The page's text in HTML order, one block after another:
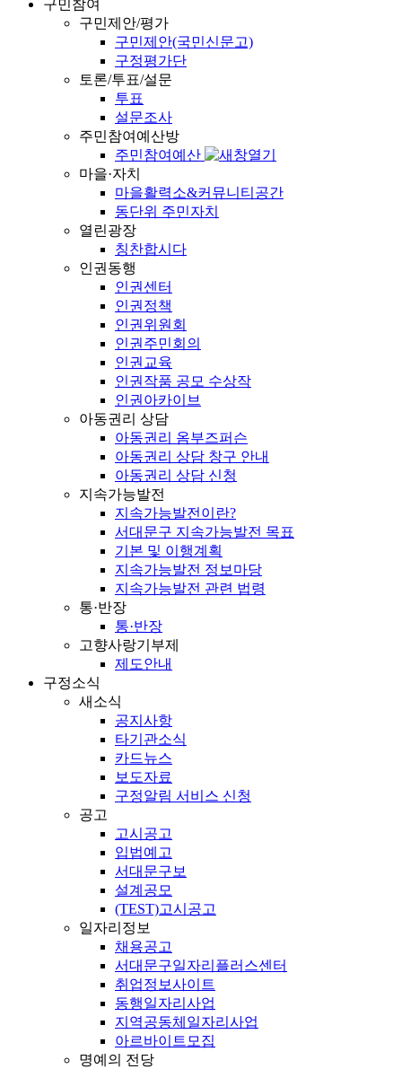
구민참여
구민제안/평가
구민제안(국민신문고)
구정평가단
토론/투표/설문
투표
설문조사
주민참여예산방
주민참여예산
마을·자치
마을활력소&커뮤니티공간
동단위 주민자치
열린광장
칭찬합시다
인권동행
인권센터
인권정책
인권위원회
인권주민회의
인권교육
인권작품 공모 수상작
인권아카이브
아동권리 상담
아동권리 옴부즈퍼슨
아동권리 상담 창구 안내
아동권리 상담 신청
지속가능발전
지속가능발전이란?
서대문구 지속가능발전 목표
기본 및 이행계획
지속가능발전 정보마당
지속가능발전 관련 법령
통·반장
통·반장
고향사랑기부제
제도안내
구정소식
새소식
공지사항
타기관소식
카드뉴스
보도자료
구정알림 서비스 신청
공고
고시공고
입법예고
서대문구보
설계공모
(TEST)고시공고
일자리정보
채용공고
서대문구일자리플러스센터
취업정보사이트
동행일자리사업
지역공동체일자리사업
아르바이트모집
명예의 전당